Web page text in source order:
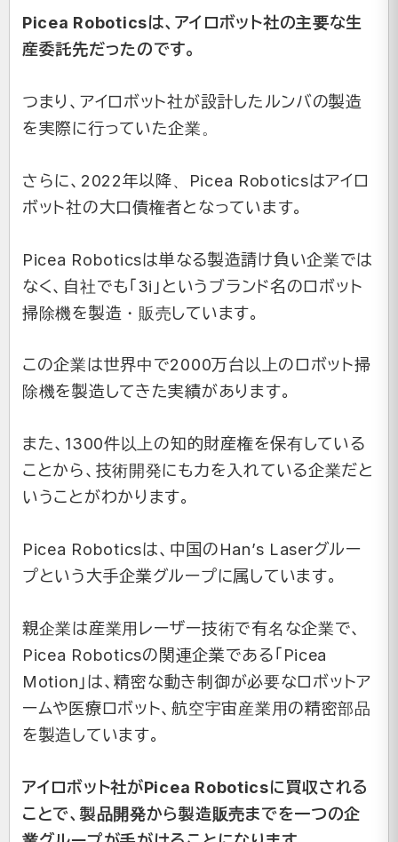
Picea Roboticsは、アイロボット社の主要な生
産委託先だったのです。
つまり、アイロボット社が設計したルンバの製造
を実際に行っていた企業。
さらに、2022年以降、Picea Roboticsはアイロ
ボット社の大口債権者となっています。
Picea Roboticsは単なる製造請け負い企業では
なく、自社でも「3i」というブランド名のロボット
掃除機を製造・販売しています。
この企業は世界中で2000万台以上のロボット掃
除機を製造してきた実績があります。
また、1300件以上の知的財産権を保有している
ことから、技術開発にも力を入れている企業だと
いうことがわかります。
Picea Roboticsは、中国のHan’s Laserグルー
プという大手企業グループに属しています。
親企業は産業用レーザー技術で有名な企業で、
Picea Roboticsの関連企業である「Picea
Motion」は、精密な動き制御が必要なロボットア
ームや医療ロボット、航空宇宙産業用の精密部品
を製造しています。
アイロボット社がPicea Roboticsに買収される
ことで、製品開発から製造販売までを一つの企